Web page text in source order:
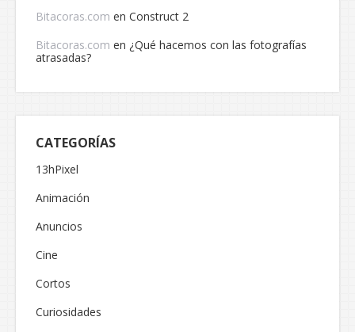
Bitacoras.com en Construct 2
Bitacoras.com en ¿Qué hacemos con las fotografías
atrasadas?
CATEGORÍAS
13hPixel
Animación
Anuncios
Cine
Cortos
Curiosidades